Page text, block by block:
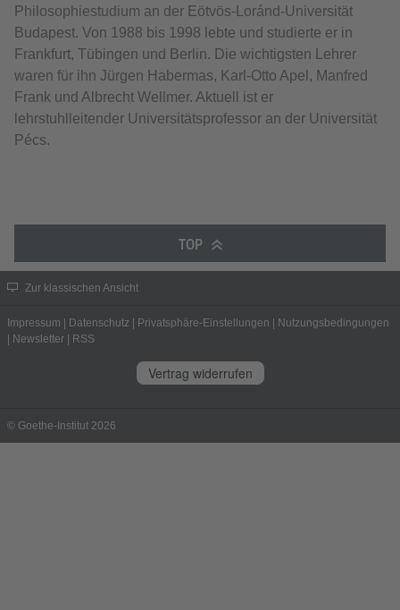
Philosophiestudium an der Eötvös-Loránd-Universität
Budapest. Von 1988 bis 1998 lebte und studierte er in
Frankfurt, Tübingen und Berlin. Die wichtigsten Lehrer
waren für ihn Jürgen Habermas, Karl-Otto Apel, Manfred
Frank und Albrecht Wellmer. Aktuell ist er
lehrstuhlleitender Universitätsprofessor an der Universität
Pécs.
TOP
Zur klassischen Ansicht
Impressum | Datenschutz | Privatsphäre-Einstellungen | Nutzungsbedingungen
| Newsletter | RSS
Vertrag widerrufen
© Goethe-Institut 2026